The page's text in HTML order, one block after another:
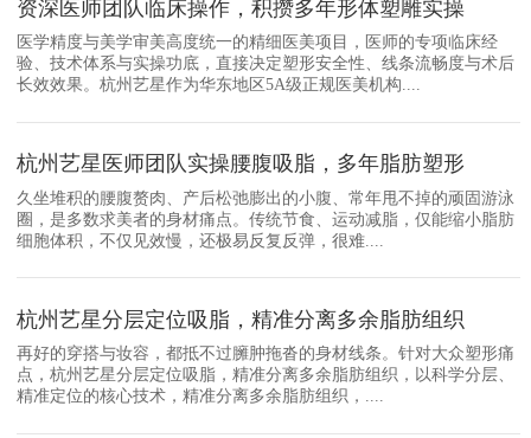
资深医师团队临床操作，积攒多年形体塑雕实操
医学精度与美学审美高度统一的精细医美项目，医师的专项临床经
验、技术体系与实操功底，直接决定塑形安全性、线条流畅度与术后
长效效果。杭州艺星作为华东地区5A级正规医美机构....
杭州艺星医师团队实操腰腹吸脂，多年脂肪塑形
久坐堆积的腰腹赘肉、产后松弛膨出的小腹、常年甩不掉的顽固游泳
圈，是多数求美者的身材痛点。传统节食、运动减脂，仅能缩小脂肪
细胞体积，不仅见效慢，还极易反复反弹，很难....
杭州艺星分层定位吸脂，精准分离多余脂肪组织
再好的穿搭与妆容，都抵不过臃肿拖沓的身材线条。针对大众塑形痛
点，杭州艺星分层定位吸脂，精准分离多余脂肪组织，以科学分层、
精准定位的核心技术，精准分离多余脂肪组织，....